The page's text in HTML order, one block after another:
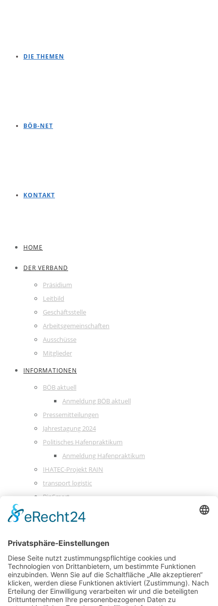
DIE THEMEN
BÖB-NET
KONTAKT
HOME
DER VERBAND
Präsidium
Leitbild
Geschäftsstelle
Arbeitsgemeinschaften
Ausschüsse
Mitglieder
INFORMATIONEN
BÖB aktuell
Anmeldung BÖB aktuell
Pressemitteilungen
Jahrestagung 2024
Politisches Hafenpraktikum
Anmeldung Hafenpraktikum
IHATEC-Projekt RAIN
transport logistic
BinSmart
DIE BRANCHE
KONTAKT
WASSERFAHRSTUHL